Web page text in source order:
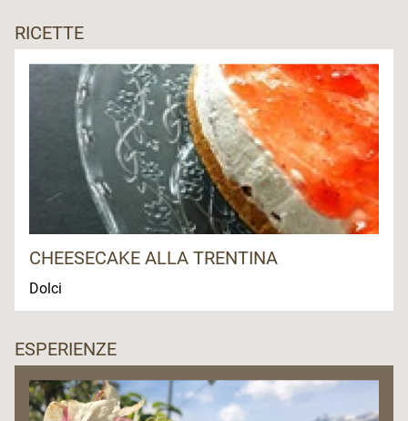
RICETTE
CHEESECAKE ALLA TRENTINA
Dolci
ESPERIENZE